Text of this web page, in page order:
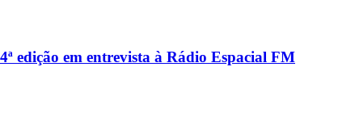
edição em entrevista à Rádio Espacial FM